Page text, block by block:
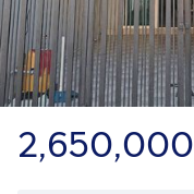
2,650,000